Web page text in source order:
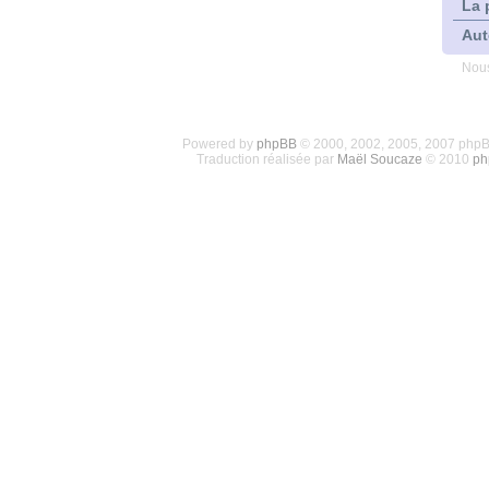
La
Powered by phpBB© 2000, 2002, 2005, 2007
Traduction réalisée par Maël Soucaze © 2010